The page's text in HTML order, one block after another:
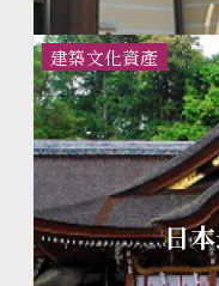
建築文化資產
日